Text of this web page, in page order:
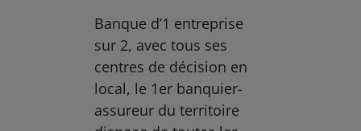
Banque d’1 entreprise
sur 2, avec tous ses
centres de décision en
local, le 1er banquier-
assureur du territoire